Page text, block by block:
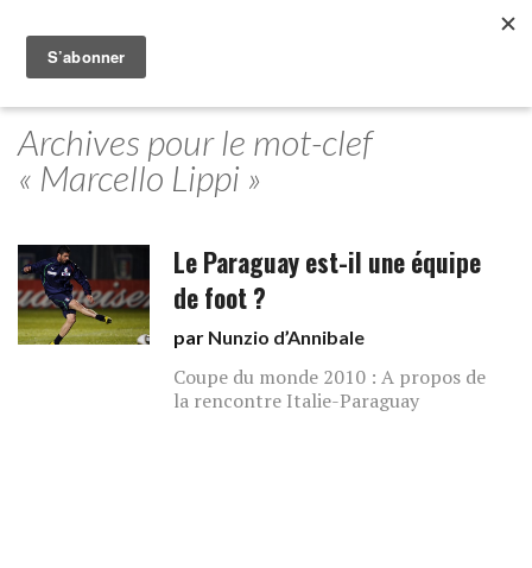
Archives pour le mot-clef
« Marcello Lippi »
Le Paraguay est-il une équipe
de foot ?
par Nunzio d’Annibale
Coupe du monde 2010 : A propos de
la rencontre Italie-Paraguay